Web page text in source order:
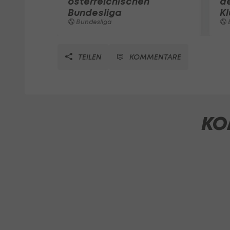
Bundesliga
Bundesliga
TEILEN KOMMENTARE